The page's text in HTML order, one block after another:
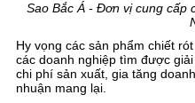
Sao Bắc Á - Đơn vị cung cấp
Hy vọng các sản phẩm chiết
các doanh nghiệp tìm được
chi phí sản xuất, gia tăng
nhuận mang lại.